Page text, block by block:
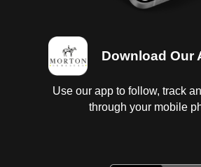
Download Our
Use our app to follow, track
through your mobile